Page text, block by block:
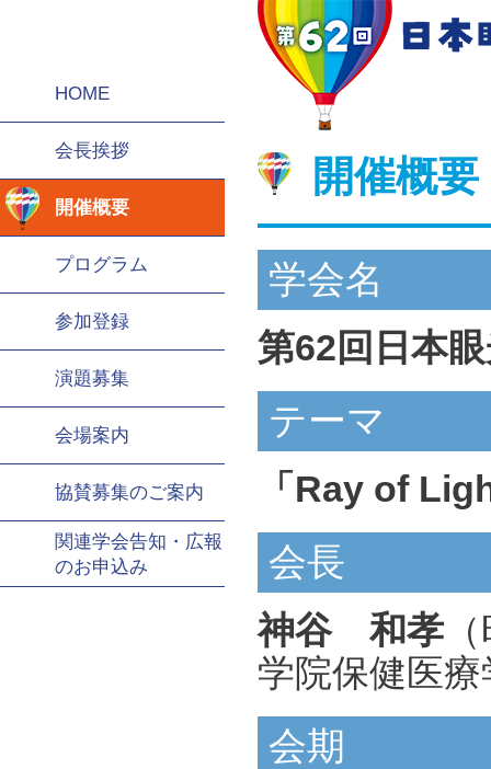
HOME
会長挨拶
開催概要
プログラム
参加登録
演題募集
会場案内
協賛募集のご案内
関連学会告知・広報
のお申込み
開催概要
学会名
第62回日本
テーマ
「Ray of
会長
神谷 和孝
学院保健医
会期